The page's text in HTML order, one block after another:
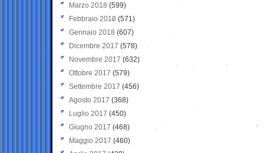
Marzo 2018 (599)
Febbraio 2018 (571)
Gennaio 2018 (607)
Dicembre 2017 (578)
Novembre 2017 (632)
Ottobre 2017 (579)
Settembre 2017 (456)
Agosto 2017 (368)
Luglio 2017 (450)
Giugno 2017 (468)
Maggio 2017 (460)